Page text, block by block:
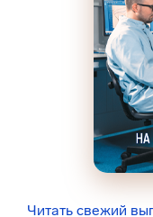
Читать свежий